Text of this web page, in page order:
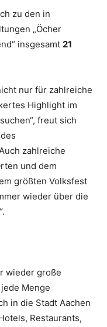
zu den in
„Öcher
insgesamt 21
nur für zahlreiche
Highlight im
freut sich
zahlreiche
und dem
größten Volksfest
wieder über die
wieder große
Menge
in die Stadt Aachen
Restaurants,